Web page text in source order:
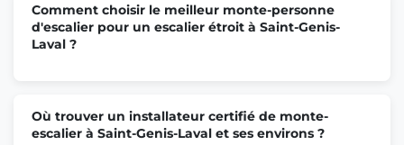
Comment choisir le meilleur monte-personne
d'escalier pour un escalier étroit à Saint-Genis-
Laval ?
Où trouver un installateur certifié de monte-
escalier à Saint-Genis-Laval et ses environs ?